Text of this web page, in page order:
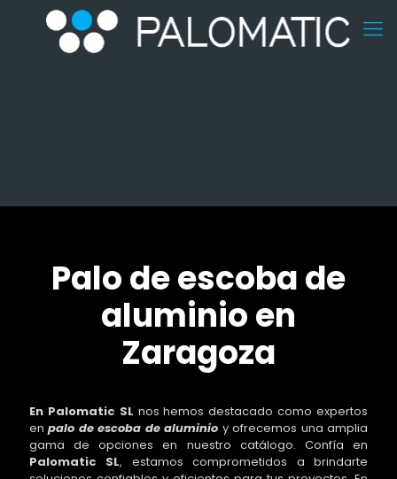
Palo de escoba de
aluminio en
Zaragoza
En Palomatic SL nos hemos destacado como expertos
enpalo de escoba de aluminio y ofrecemos una amplia
gama de opciones en nuestro catálogo. Confía en
Palomatic SL, estamos comprometidos a brindarte